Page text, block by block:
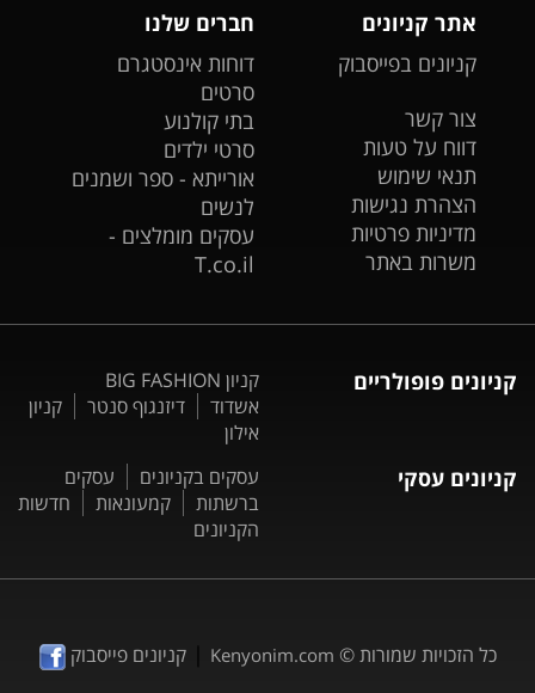
אתר קניונים
קניונים בפייסבוק
צור קשר
דווח על טעות
תנאי שימוש
הצהרת נגישות
מדיניות פרטיות
משרות באתר
חברים שלנו
דוחות אינסטגרם
סרטים
בתי קולנוע
סרטי ילדים
אורייתא - ספר ושמנים
לנשים
עסקים מומלצים -
T.co.il
קניונים פופולריים
קניון BIG FASHION
אשדוד
דיזנגוף סנטר
קניון
אילון
קניונים עסקי עסקים בקניונים
עסקים
ברשתות
קמעונאות
חדשות
הקניונים
כל הזכויות שמורות © Kenyonim.com
|קניונים פייסבוק